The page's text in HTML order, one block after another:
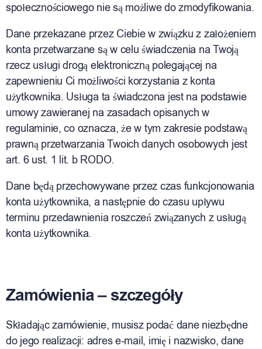
społecznościowego nie są możliwe do zmodyfikowania.
Dane przekazane przez Ciebie w związku z założeniem
konta przetwarzane są w celu świadczenia na Twoją
rzecz usługi drogą elektroniczną polegającej na
zapewnieniu Ci możliwości korzystania z konta
użytkownika. Usługa ta świadczona jest na podstawie
umowy zawieranej na zasadach opisanych w
regulaminie, co oznacza, że w tym zakresie podstawą
prawną przetwarzania Twoich danych osobowych jest
art. 6 ust. 1 lit. b RODO.
Dane będą przechowywane przez czas funkcjonowania
konta użytkownika, a następnie do czasu upływu
terminu przedawnienia roszczeń związanych z usługą
konta użytkownika.
Zamówienia – szczegóły
Składając zamówienie, musisz podać dane niezbędne
do jego realizacji: adres e-mail, imię i nazwisko, dane